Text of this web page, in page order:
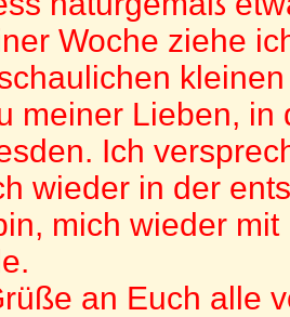
Woche ziehe
meiner Lieben, in
Ich
wieder in der
mich wieder
an Euch alle